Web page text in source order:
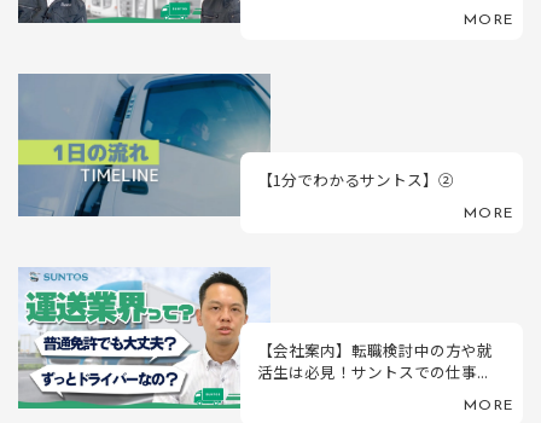
MORE
【1分でわかるサントス】②
MORE
【会社案内】転職検討中の方や就
活生は必見！サントスでの仕事...
MORE